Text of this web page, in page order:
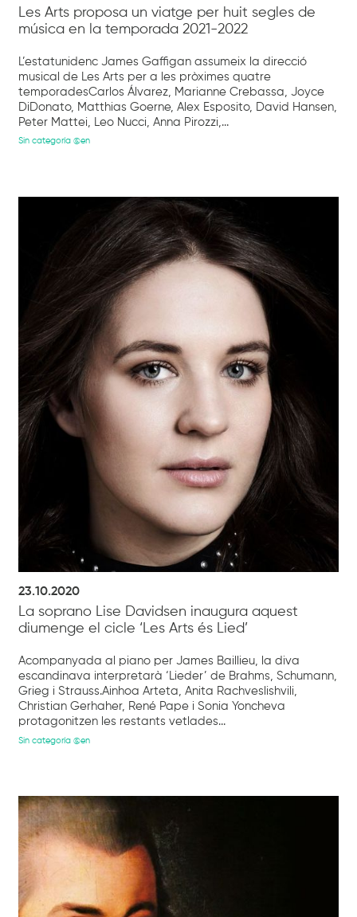
Les Arts proposa un viatge per huit segles de
música en la temporada 2021-2022
L’estatunidenc James Gaffigan assumeix la direcció
musical de Les Arts per a les pròximes quatre
temporadesCarlos Álvarez, Marianne Crebassa, Joyce
DiDonato, Matthias Goerne, Alex Esposito, David Hansen,
Peter Mattei, Leo Nucci, Anna Pirozzi,...
Sin categoría @en
23.10.2020
La soprano Lise Davidsen inaugura aquest
diumenge el cicle ‘Les Arts és Lied’
Acompanyada al piano per James Baillieu, la diva
escandinava interpretarà ‘Lieder’ de Brahms, Schumann,
Grieg i Strauss.Ainhoa Arteta, Anita Rachveslishvili,
Christian Gerhaher, René Pape i Sonia Yoncheva
protagonitzen les restants vetlades...
Sin categoría @en